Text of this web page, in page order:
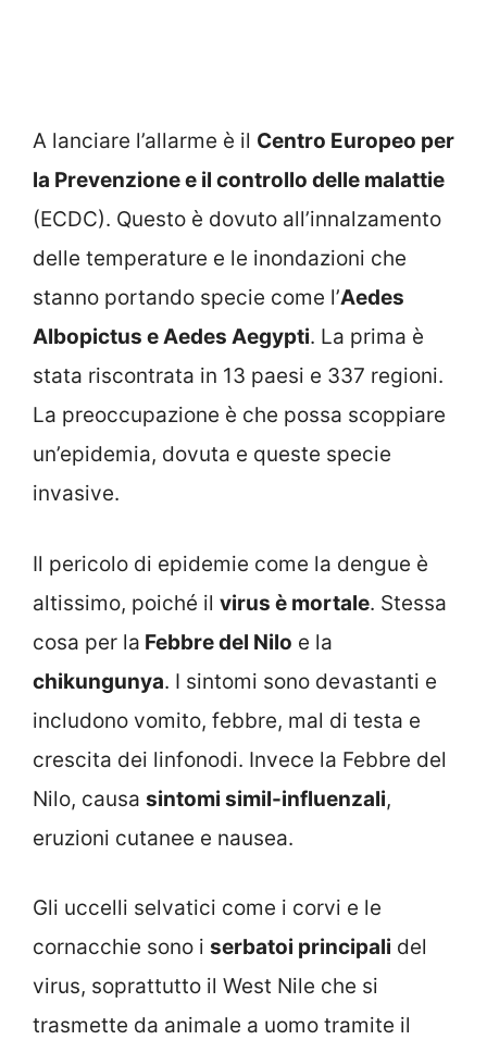
A lanciare l’allarme è il Centro Europeo per
la Prevenzione e il controllo delle malattie
(ECDC). Questo è dovuto all’innalzamento
delle temperature e le inondazioni che
stanno portando specie come l’Aedes
Albopictus e Aedes Aegypti. La prima è
stata riscontrata in 13 paesi e 337 regioni.
La preoccupazione è che possa scoppiare
un’epidemia, dovuta e queste specie
invasive.
Il pericolo di epidemie come la dengue è
altissimo, poiché il virus è mortale. Stessa
cosa per la Febbre del Nilo e la
chikungunya. I sintomi sono devastanti e
includono vomito, febbre, mal di testa e
crescita dei linfonodi. Invece la Febbre del
Nilo, causa sintomi simil-influenzali,
eruzioni cutanee e nausea.
Gli uccelli selvatici come i corvi e le
cornacchie sono i serbatoi principali del
virus, soprattutto il West Nile che si
trasmette da animale a uomo tramite il